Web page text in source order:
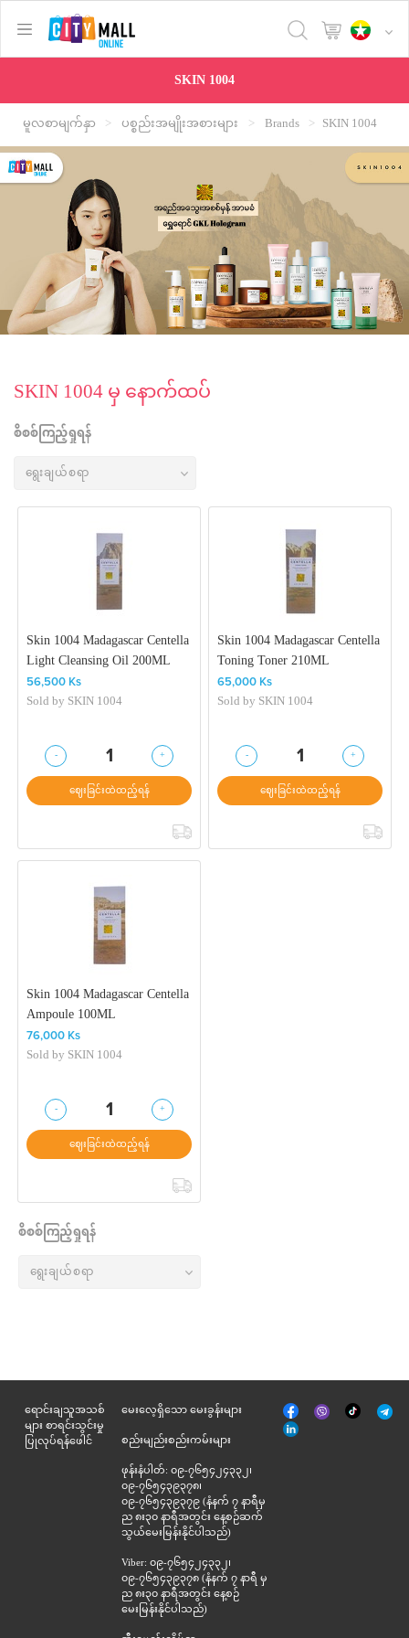
text.skipToContent
text.skipToNavigation
SKIN 1004
မူလစာမျက်နှာ ပစ္စည်းအမျိုးအစားများ Brands SKIN 1004
SKIN 1004 မှ နောက်ထပ်
စိစစ်ကြည့်ရှုရန်
Skin 1004 Madagascar Centella
Light Cleansing Oil 200ML
56,500 Ks
Sold bySKIN 1004
- 1
+
ဈေးခြင်းထဲထည့်ရန်
Skin 1004 Madagascar Centella
Toning Toner 210ML
65,000 Ks
Sold bySKIN 1004
- 1
+
ဈေးခြင်းထဲထည့်ရန်
Skin 1004 Madagascar Centella
Ampoule 100ML
76,000 Ks
Sold bySKIN 1004
- 1
+
ဈေးခြင်းထဲထည့်ရန်
စိစစ်ကြည့်ရှုရန်
ရောင်းချသူအသစ်
များ စာရင်းသွင်းမှု
ပြုလုပ်ရန်ဖေါင်
မေးလေ့ရှိသော မေးခွန်းများ
စည်းမျည်းစည်းကမ်းများ
ဖုန်းနံပါတ်: ၀၉-၇၆၅၄၂၄၃၃၂၊
၀၉-၇၆၅၄၃၉၃၇၈၊
၀၉-၇၆၅၄၃၉၃၇၉ (နံနက် ၇ နာရီမှ
ည ၈း၃၀ နာရီအတွင်း နေ့စဉ်ဆက်
သွယ်မေးမြန်းနိုင်ပါသည်)
Viber: ၀၉-၇၆၅၄၂၄၃၃၂၊
၀၉-၇၆၅၄၃၉၃၇၈ (နံနက် ၇ နာရီ မှ
ည ၈း၃၀ နာရီအတွင်း နေ့စဉ်
မေးမြန်းနိုင်ပါသည်)
မျက်နှာစာ
အုပ်
Viber Tik
Tok
နှင့်
ဆက်စပ်